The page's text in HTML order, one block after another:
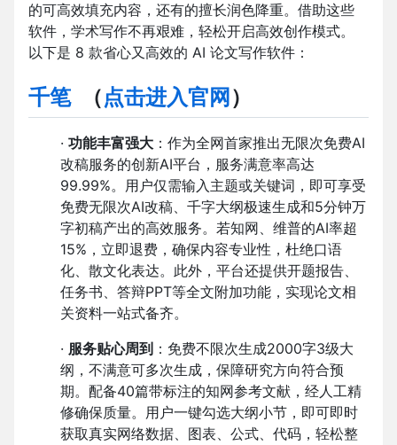
的可高效填充内容，还有的擅长润色降重。借助这些
软件，学术写作不再艰难，轻松开启高效创作模式。
以下是 8 款省心又高效的 AI 论文写作软件：
千笔（点击进入官网 ）
· 功能丰富强大 ：作为全网首家推出无限次免费AI
改稿服务的创新AI平台，服务满意率高达
99.99%。用户仅需输入主题或关键词，即可享受
免费无限次AI改稿、千字大纲极速生成和5分钟万
字初稿产出的高效服务。若知网、维普的AI率超
15%，立即退费，确保内容专业性，杜绝口语
化、散文化表达。此外，平台还提供开题报告、
任务书、答辩PPT等全文附加功能，实现论文相
关资料一站式备齐。
· 服务贴心周到 ：免费不限次生成2000字3级大
纲，不满意可多次生成，保障研究方向符合预
期。配备40篇带标注的知网参考文献，经人工精
修确保质量。用户一键勾选大纲小节，即可即时
获取真实网络数据、图表、公式、代码，轻松整